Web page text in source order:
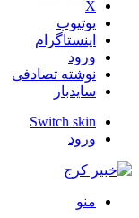
X
یوتیوب
اینستاگرام
ورود
نوشته تصادفی
سایدبار
Switch skin
ورود
منو